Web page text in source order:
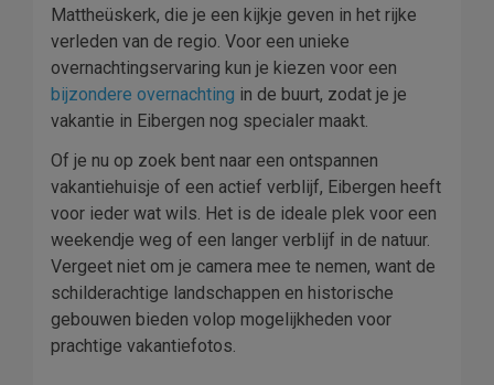
Mattheüskerk, die je een kijkje geven in het rijke
verleden van de regio. Voor een unieke
overnachtingservaring kun je kiezen voor een
bijzondere overnachting in de buurt, zodat je je
vakantie in Eibergen nog specialer maakt.
Of je nu op zoek bent naar een ontspannen
vakantiehuisje of een actief verblijf, Eibergen heeft
voor ieder wat wils. Het is de ideale plek voor een
weekendje weg of een langer verblijf in de natuur.
Vergeet niet om je camera mee te nemen, want de
schilderachtige landschappen en historische
gebouwen bieden volop mogelijkheden voor
prachtige vakantiefotos.